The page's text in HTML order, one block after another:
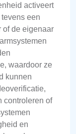
activeert
een
of de eigenaar
waardoor ze
kunnen
controleren of
en